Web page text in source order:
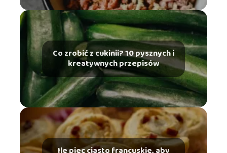
Co zrobić z cukinii? 10 pysznych i
kreatywnych przepisów